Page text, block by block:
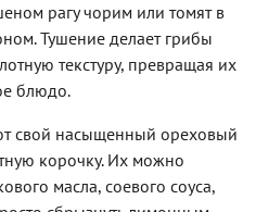
рагу чорим или томят в
Тушение делает грибы
текстуру, превращая их
блюдо.
свой насыщенный ореховый
корочку. Их можно
масла, соевого соуса,